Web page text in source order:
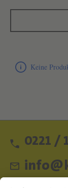
Text überspringen
Keine
0221 /